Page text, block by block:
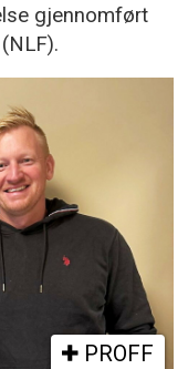
gjennomført
PROFF